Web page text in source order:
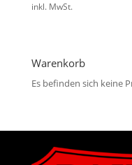
inkl. MwSt.
Warenkorb
Es befinden sich keine